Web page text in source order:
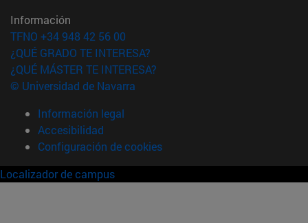
Información
TFNO +34 948 42 56 00
¿QUÉ GRADO TE INTERESA?
¿QUÉ MÁSTER TE INTERESA?
© Universidad de Navarra
Información legal
Accesibilidad
Configuración de cookies
Localizador de campus